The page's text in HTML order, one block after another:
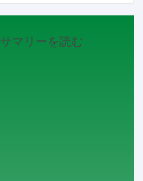
マリーを読む